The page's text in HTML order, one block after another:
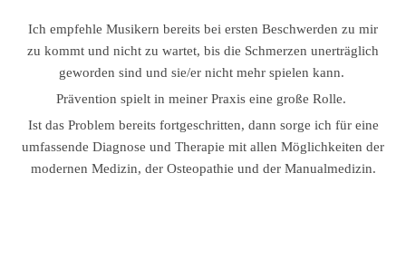
Ich empfehle Musikern bereits bei ersten Beschwerden zu mir
zu kommt und nicht zu wartet, bis die Schmerzen unerträglich
geworden sind und sie/er nicht mehr spielen kann.
Prävention spielt in meiner Praxis eine große Rolle.
Ist das Problem bereits fortgeschritten, dann sorge ich für eine
umfassende Diagnose und Therapie mit allen Möglichkeiten der
modernen Medizin, der Osteopathie und der Manualmedizin.